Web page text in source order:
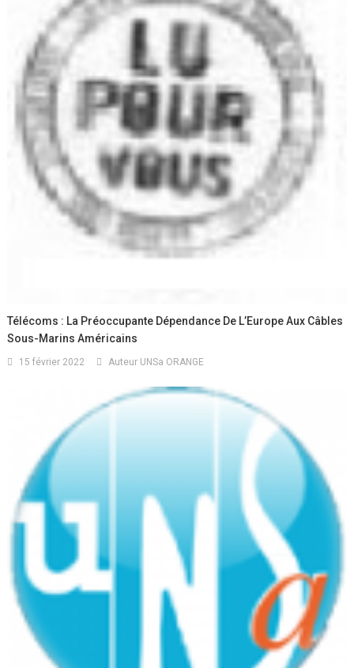
Télécoms : La Préoccupante Dépendance De L’Europe Aux Câbles
Sous-Marins Américains
15 février 2022 Auteur UNSa ORANGE